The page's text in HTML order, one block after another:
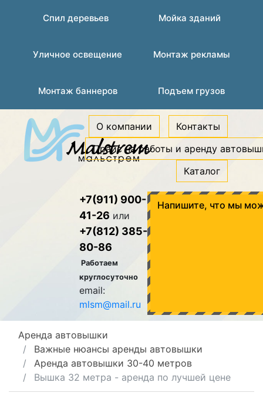
Спил деревьев Мойка зданий
Уличное освещение Монтаж рекламы
Монтаж баннеров Подъем грузов
О компании
Контакты
Прайс на работы и аренду
Каталог
+7(911) 900-
41-26 или
+7(812) 385-
80-86
Работаем
круглосуточно
email:
mlsm@mail.ru
Напишите, что мы
Аренда автовышки
Важные нюансы аренды автовышки
Аренда автовышки 30-40 метров
Вышка 32 метра - аренда по лучшей цене